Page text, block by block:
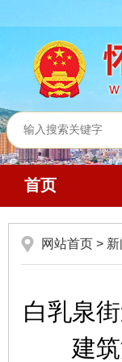
首页
网站首页 >
白乳泉
建